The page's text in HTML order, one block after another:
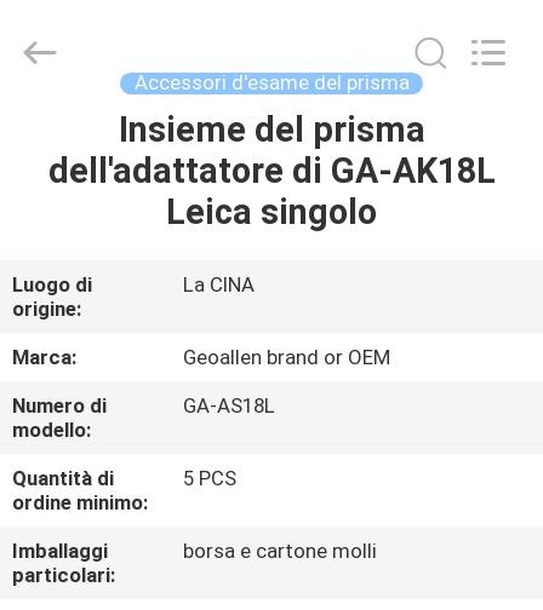
CIRCA
NOI
GIRO
DELLA
FABBRICA
CONTROLLO
GEO-
ALLEN
Accessori d'esame del prisma
Insieme del prisma
dell'adattatore di GA-AK18L
Leica singolo
Luogo di
origine:
La CINA
Marca:
Geoallen brand or OEM
Numero di
modello:
GA-AS18L
Quantità di
ordine minimo:
5 PCS
Imballaggi
particolari:
borsa e cartone molli